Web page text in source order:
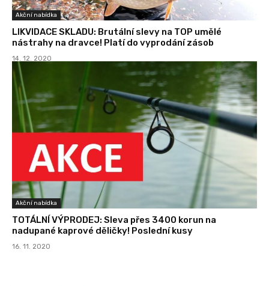
Akční nabídka
LIKVIDACE SKLADU: Brutální slevy na TOP umělé
nástrahy na dravce! Platí do vyprodání zásob
14. 12. 2020
Akční nabídka
TOTÁLNÍ VÝPRODEJ: Sleva přes 3400 korun na
nadupané kaprové děličky! Poslední kusy
16. 11. 2020